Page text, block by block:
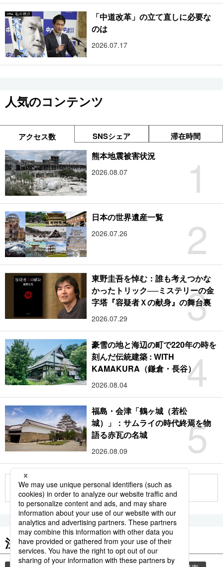
「中道改革」の立て直しに必要な
のは
2026.07.17
人気のコンテンツ
アクセス数 SNSシェア 滞在時間
1
熊本地震被害状況
2026.08.07
2
日本の世界遺産一覧
2026.07.26
3
東野圭吾を悼む：誰も考えつかな
かったトリック──ミステリーの金
字塔『容疑者Ｘの献身』の舞台裏
2026.07.29
4
豪雪の地と海辺の町で220年の時を
刻んだ伝統建築 : WITH
KAMAKURA（鎌倉・長谷）
2026.08.04
5
福島・会津「鶴ヶ城（若松
城）」：サムライの時代終焉を物
語る赤瓦の名城
2026.08.09
もっと見る
注目のキーワード